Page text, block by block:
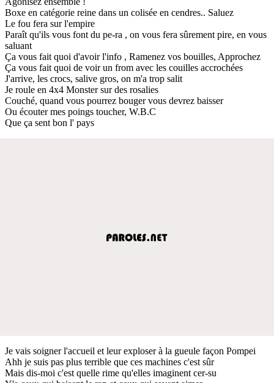
Boxe en catégorie reine dans un colisée en cendres.. Saluez
Le fou fera sur l'empire
Paraît qu'ils vous font du pe-ra , on vous fera sûrement pire, en vous
saluant
Ça vous fait quoi d'avoir l'info , Ramenez vos bouilles, Approchez
Ça vous fait quoi de voir un from avec les couilles accrochées
J'arrive, les crocs, salive gros, on m'a trop salit
Je roule en 4x4 Monster sur des rosalies
Couché, quand vous pourrez bouger vous devrez baisser
Ou écouter mes poings toucher, W.B.C
Que ça sent bon l' pays
Je vais soigner l'accueil et leur exploser à la gueule façon Pompei
Ahh je suis pas plus terrible que ces machines c'est sûr
Mais dis-moi c'est quelle rime qu'elles imaginent cer-su